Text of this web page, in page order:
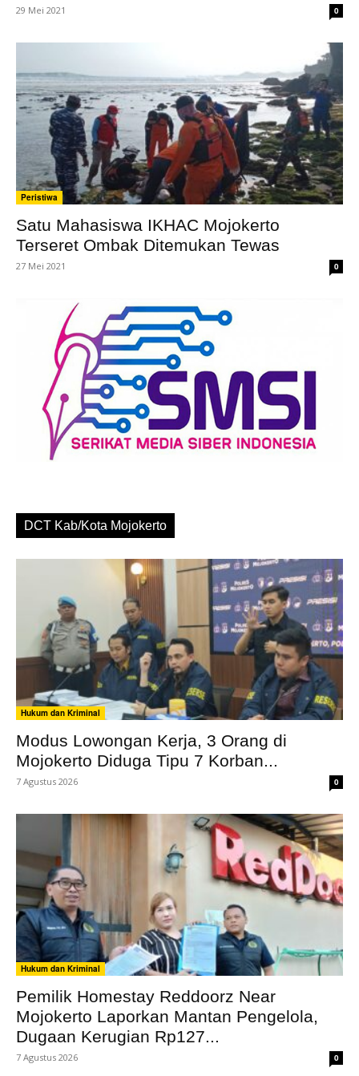
29 Mei 2021 0
Peristiwa
Satu Mahasiswa IKHAC Mojokerto
Terseret Ombak Ditemukan Tewas
27 Mei 2021 0
DCT Kab/Kota Mojokerto
Hukum dan Kriminal
Modus Lowongan Kerja, 3 Orang di
Mojokerto Diduga Tipu 7 Korban...
7 Agustus 2026 0
Hukum dan Kriminal
Pemilik Homestay Reddoorz Near
Mojokerto Laporkan Mantan Pengelola,
Dugaan Kerugian Rp127...
7 Agustus 2026 0